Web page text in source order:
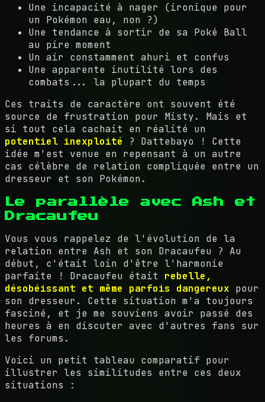
Une incapacité à nager (ironique pour
un Pokémon eau, non ?)
Une tendance à sortir de sa Poké Ball
au pire moment
Un air constamment ahuri et confus
Une apparente inutilité lors des
combats... la plupart du temps
Ces traits de caractère ont souvent été
source de frustration pour Misty. Mais et
si tout cela cachait en réalité un
potentiel inexploité ? Dattebayo ! Cette
idée m'est venue en repensant à un autre
cas célèbre de relation compliquée entre un
dresseur et son Pokémon.
Le parallèle avec Ash et
Dracaufeu
Vous vous rappelez de l'évolution de la
relation entre Ash et son Dracaufeu ? Au
début, c'était loin d'être l'harmonie
parfaite ! Dracaufeu était rebelle,
désobéissant et même parfois dangereux pour
son dresseur. Cette situation m'a toujours
fasciné, et je me souviens avoir passé des
heures à en discuter avec d'autres fans sur
les forums.
Voici un petit tableau comparatif pour
illustrer les similitudes entre ces deux
situations :